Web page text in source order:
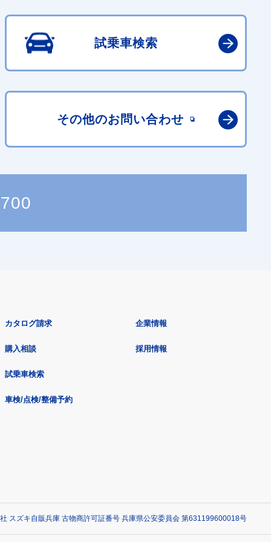
試乗車検索
その他のお問い合わせ
カタログ請求
購入相談
試乗車検索
車検/点検/整備予約
企業情報
採用情報
スズキ自販兵庫 古物商許可証番号 兵庫県公安委員会 第631199600018号